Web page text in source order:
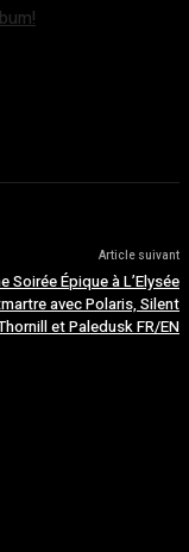
Article suivant
Soirée Épique à L’Elysée
avec Polaris, Silent
et Paledusk FR/EN